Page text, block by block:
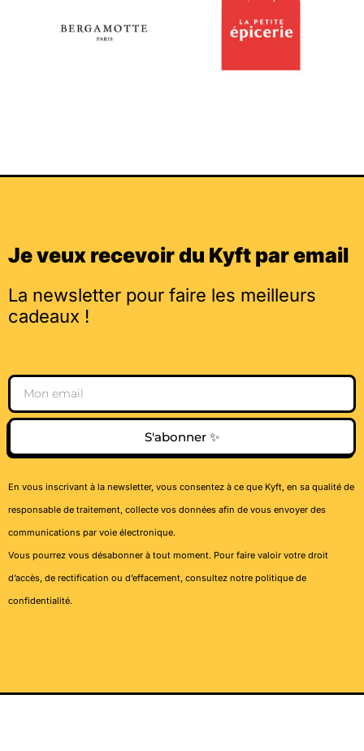
Je veux recevoir du Kyft par email
La newsletter pour faire les meilleurs
cadeaux !
Email
S'abonner ✨
En vous inscrivant à la newsletter, vous consentez à ce que Kyft, en sa qualité de
responsable de traitement, collecte vos données afin de vous envoyer des
communications par voie électronique.
Vous pourrez vous désabonner à tout moment. Pour faire valoir votre droit
d’accès, de rectification ou d’effacement, consultez notre politique de
confidentialité.